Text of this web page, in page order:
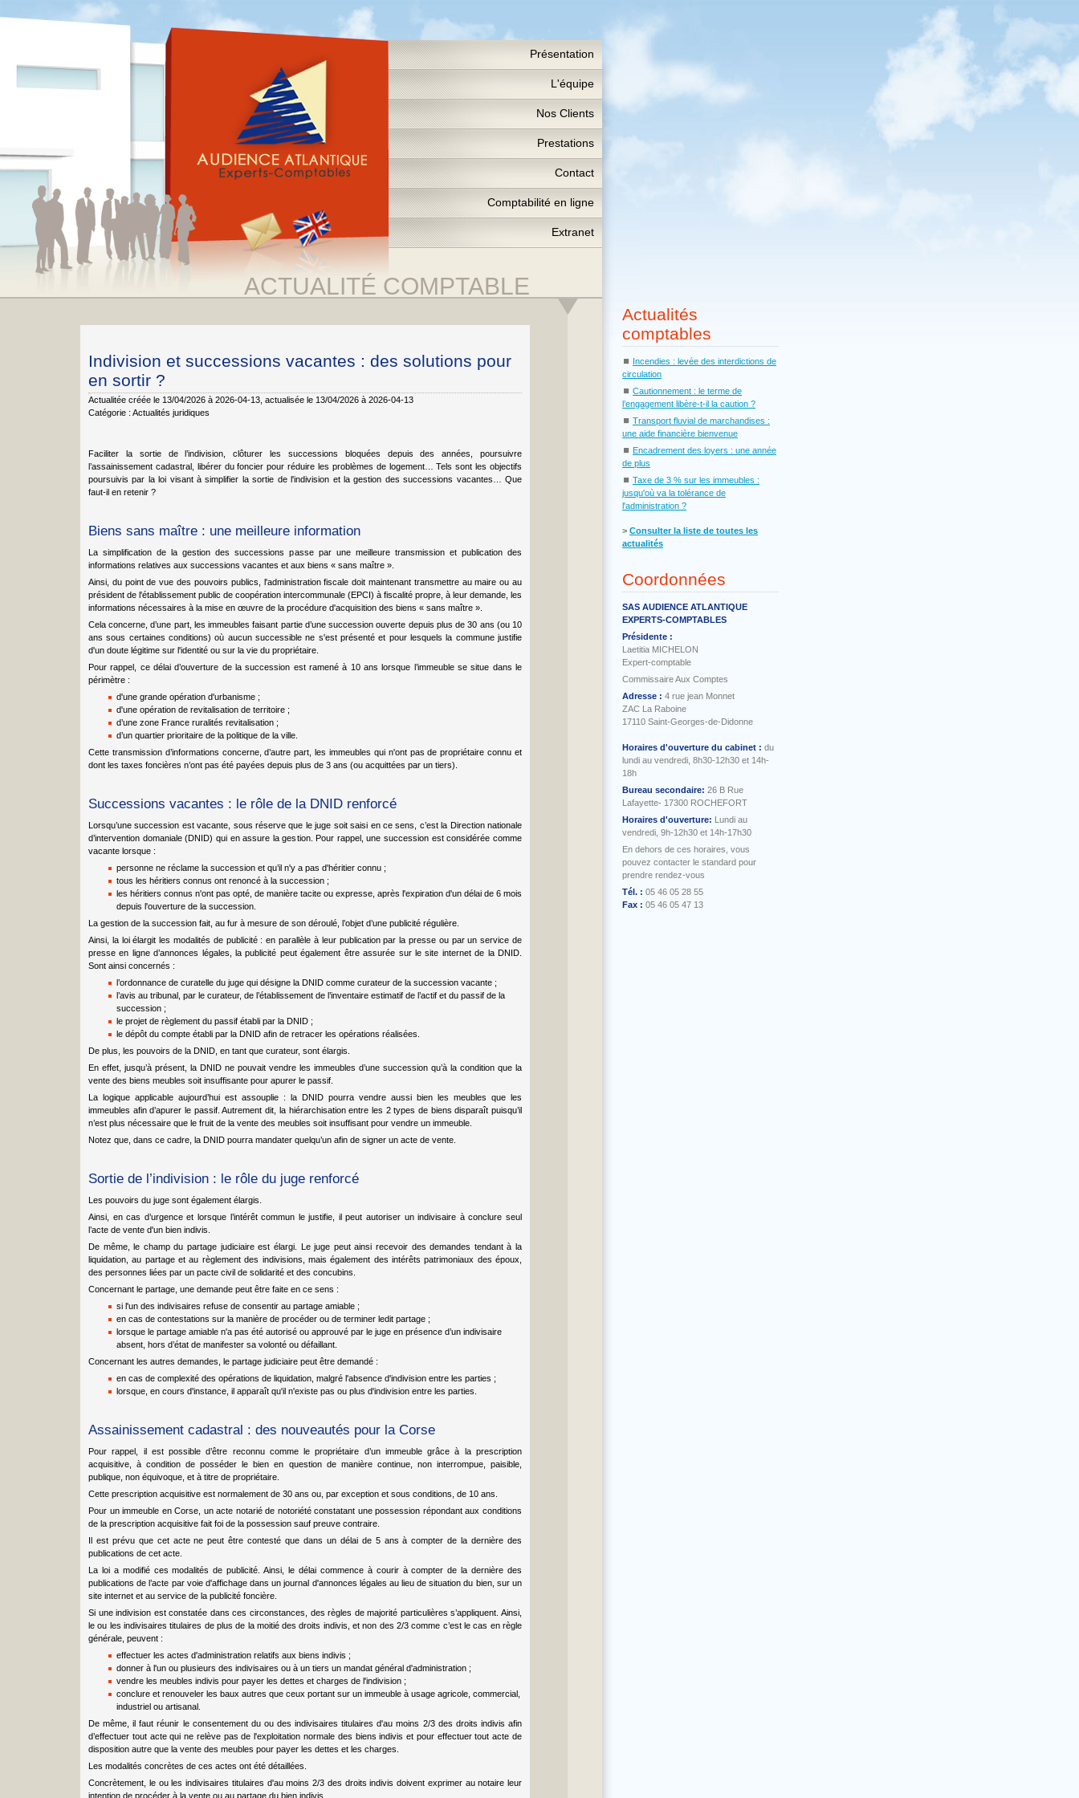
Présentation
L'équipe
Nos Clients
Prestations
Contact
Comptabilité en ligne
Extranet
ACTUALITÉ COMPTABLE
Indivision et successions vacantes : des solutions pour
en sortir ?
Actualitée créée le 13/04/2026 à 2026-04-13 , actualisée le 13/04/2026 à 2026-04-13
Catégorie : Actualités juridiques
Faciliter la sortie de l’indivision, clôturer les successions bloquées depuis des années, poursuivre
l’assainissement cadastral, libérer du foncier pour réduire les problèmes de logement… Tels sont les objectifs
poursuivis par la loi visant à simplifier la sortie de l'indivision et la gestion des successions vacantes… Que
faut-il en retenir ?
Biens sans maître : une meilleure information
La simplification de la gestion des successions passe par une meilleure transmission et publication des
informations relatives aux successions vacantes et aux biens « sans maître ».
Ainsi, du point de vue des pouvoirs publics, l'administration fiscale doit maintenant transmettre au maire ou au
président de l'établissement public de coopération intercommunale (EPCI) à fiscalité propre, à leur demande, les
informations nécessaires à la mise en œuvre de la procédure d'acquisition des biens « sans maître ».
Cela concerne, d’une part, les immeubles faisant partie d’une succession ouverte depuis plus de 30 ans (ou 10
ans sous certaines conditions) où aucun successible ne s'est présenté et pour lesquels la commune justifie
d'un doute légitime sur l'identité ou sur la vie du propriétaire.
Pour rappel, ce délai d’ouverture de la succession est ramené à 10 ans lorsque l’immeuble se situe dans le
périmètre :
d'une grande opération d'urbanisme ;
d'une opération de revitalisation de territoire ;
d’une zone France ruralités revitalisation ;
d’un quartier prioritaire de la politique de la ville.
Cette transmission d’informations concerne, d’autre part, les immeubles qui n'ont pas de propriétaire connu et
dont les taxes foncières n’ont pas été payées depuis plus de 3 ans (ou acquittées par un tiers).
Successions vacantes : le rôle de la DNID renforcé
Lorsqu’une succession est vacante, sous réserve que le juge soit saisi en ce sens, c’est la Direction nationale
d’intervention domaniale (DNID) qui en assure la gestion. Pour rappel, une succession est considérée comme
vacante lorsque :
personne ne réclame la succession et qu’il n'y a pas d'héritier connu ;
tous les héritiers connus ont renoncé à la succession ;
les héritiers connus n'ont pas opté, de manière tacite ou expresse, après l'expiration d'un délai de 6 mois
depuis l'ouverture de la succession.
La gestion de la succession fait, au fur à mesure de son déroulé, l’objet d’une publicité régulière.
Ainsi, la loi élargit les modalités de publicité : en parallèle à leur publication par la presse ou par un service de
presse en ligne d’annonces légales, la publicité peut également être assurée sur le site internet de la DNID.
Sont ainsi concernés :
l’ordonnance de curatelle du juge qui désigne la DNID comme curateur de la succession vacante ;
l’avis au tribunal, par le curateur, de l’établissement de l’inventaire estimatif de l’actif et du passif de la
succession ;
le projet de règlement du passif établi par la DNID ;
le dépôt du compte établi par la DNID afin de retracer les opérations réalisées.
De plus, les pouvoirs de la DNID, en tant que curateur, sont élargis.
En effet, jusqu’à présent, la DNID ne pouvait vendre les immeubles d’une succession qu’à la condition que la
vente des biens meubles soit insuffisante pour apurer le passif.
La logique applicable aujourd’hui est assouplie : la DNID pourra vendre aussi bien les meubles que les
immeubles afin d’apurer le passif. Autrement dit, la hiérarchisation entre les 2 types de biens disparaît puisqu’il
n’est plus nécessaire que le fruit de la vente des meubles soit insuffisant pour vendre un immeuble.
Notez que, dans ce cadre, la DNID pourra mandater quelqu’un afin de signer un acte de vente.
Sortie de l’indivision : le rôle du juge renforcé
Les pouvoirs du juge sont également élargis.
Ainsi, en cas d’urgence et lorsque l’intérêt commun le justifie, il peut autoriser un indivisaire à conclure seul
l’acte de vente d'un bien indivis.
De même, le champ du partage judiciaire est élargi. Le juge peut ainsi recevoir des demandes tendant à la
liquidation, au partage et au règlement des indivisions, mais également des intérêts patrimoniaux des époux,
des personnes liées par un pacte civil de solidarité et des concubins.
Concernant le partage, une demande peut être faite en ce sens :
si l'un des indivisaires refuse de consentir au partage amiable ;
en cas de contestations sur la manière de procéder ou de terminer ledit partage ;
lorsque le partage amiable n'a pas été autorisé ou approuvé par le juge en présence d’un indivisaire
absent, hors d’état de manifester sa volonté ou défaillant.
Concernant les autres demandes, le partage judiciaire peut être demandé :
en cas de complexité des opérations de liquidation, malgré l'absence d'indivision entre les parties ;
lorsque, en cours d'instance, il apparaît qu'il n'existe pas ou plus d'indivision entre les parties.
Assainissement cadastral : des nouveautés pour la Corse
Pour rappel, il est possible d’être reconnu comme le propriétaire d’un immeuble grâce à la prescription
acquisitive, à condition de posséder le bien en question de manière continue, non interrompue, paisible,
publique, non équivoque, et à titre de propriétaire.
Cette prescription acquisitive est normalement de 30 ans ou, par exception et sous conditions, de 10 ans.
Pour un immeuble en Corse, un acte notarié de notoriété constatant une possession répondant aux conditions
de la prescription acquisitive fait foi de la possession sauf preuve contraire.
Il est prévu que cet acte ne peut être contesté que dans un délai de 5 ans à compter de la dernière des
publications de cet acte.
La loi a modifié ces modalités de publicité. Ainsi, le délai commence à courir à compter de la dernière des
publications de l’acte par voie d'affichage dans un journal d'annonces légales au lieu de situation du bien, sur un
site internet et au service de la publicité foncière.
Si une indivision est constatée dans ces circonstances, des règles de majorité particulières s’appliquent. Ainsi,
le ou les indivisaires titulaires de plus de la moitié des droits indivis, et non des 2/3 comme c’est le cas en règle
générale, peuvent :
effectuer les actes d'administration relatifs aux biens indivis ;
donner à l'un ou plusieurs des indivisaires ou à un tiers un mandat général d'administration ;
vendre les meubles indivis pour payer les dettes et charges de l'indivision ;
conclure et renouveler les baux autres que ceux portant sur un immeuble à usage agricole, commercial,
industriel ou artisanal.
De même, il faut réunir le consentement du ou des indivisaires titulaires d'au moins 2/3 des droits indivis afin
d’effectuer tout acte qui ne relève pas de l'exploitation normale des biens indivis et pour effectuer tout acte de
disposition autre que la vente des meubles pour payer les dettes et les charges.
Les modalités concrètes de ces actes ont été détaillées.
Concrètement, le ou les indivisaires titulaires d'au moins 2/3 des droits indivis doivent exprimer au notaire leur
intention de procéder à la vente ou au partage du bien indivis.
Actualités
comptables
⏹ Incendies : levée des interdictions de
circulation
⏹ Cautionnement : le terme de
l’engagement libère-t-il la caution ?
⏹ Transport fluvial de marchandises :
une aide financière bienvenue
⏹ Encadrement des loyers : une année
de plus
⏹ Taxe de 3 % sur les immeubles :
jusqu'où va la tolérance de
l'administration ?
˃ Consulter la liste de toutes les
actualités
Coordonnées
SAS AUDIENCE ATLANTIQUE
EXPERTS-COMPTABLES
Présidente :
Laetitia MICHELON
Expert-comptable
Commissaire Aux Comptes
Adresse : 4 rue jean Monnet
ZAC La Raboine
17110 Saint-Georges-de-Didonne
Horaires d'ouverture du cabinet : du
lundi au vendredi, 8h30-12h30 et 14h-
18h
Bureau secondaire: 26 B Rue
Lafayette- 17300 ROCHEFORT
Horaires d'ouverture: Lundi au
vendredi, 9h-12h30 et 14h-17h30
En dehors de ces horaires, vous
pouvez contacter le standard pour
prendre rendez-vous
Tél. : 05 46 05 28 55
Fax : 05 46 05 47 13